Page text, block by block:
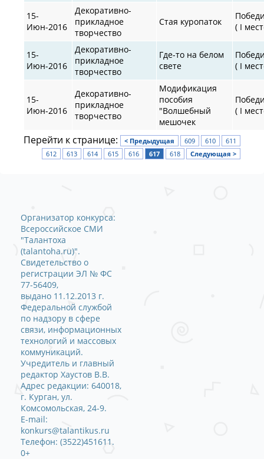
15-
Июн-2016
Декоративно-
прикладное
творчество
Стая куропаток
( I
15-
Июн-2016
Декоративно-
прикладное
творчество
Где-то на белом
свете
( I
15-
Июн-2016
Декоративно-
прикладное
творчество
Модификация
пособия
"Волшебный
мешочек
( I
Перейти к странице: < Предыдущая 609 610
611
612
613 614 615 616 617 618 Следующая >
Организатор конкурса:
Всероссийское СМИ
"Талантоха
(talantoha.ru)".
Свидетельство о
регистрации ЭЛ № ФС
77-56409,
выдано 11.12.2013 г.
Федеральной службой
по надзору в сфере
связи, информационных
технологий и массовых
коммуникаций.
Учредитель и главный
редактор Хаустов В.В.
Адрес редакции: 640018,
г. Курган, ул.
Комсомольская, 24-9.
E-mail:
konkurs@talantikus.ru
Телефон: (3522)451611.
0+